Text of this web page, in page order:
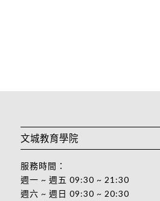
文城教育學院
服務時間：
週一 ~ 週五 09:30 ~ 21:30
週六 ~ 週日 09:30 ~ 20:30